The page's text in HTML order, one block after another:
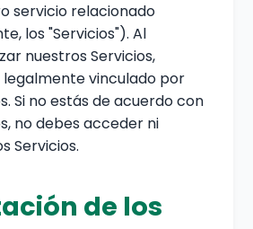
servicio relacionado
los "Servicios"). Al
nuestros Servicios,
vinculado por
Si no estás de acuerdo con
no debes acceder ni
Servicios.
de los